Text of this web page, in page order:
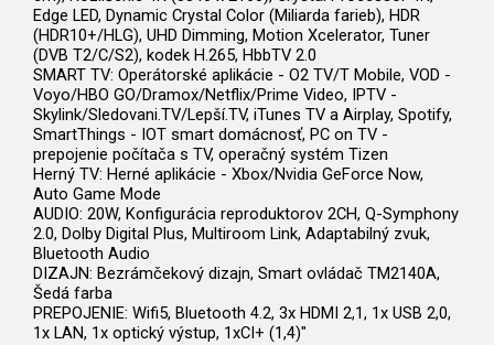
Edge LED, Dynamic Crystal Color (Miliarda farieb), HDR
(HDR10+/HLG), UHD Dimming, Motion Xcelerator, Tuner
(DVB T2/C/S2), kodek H.265, HbbTV 2.0
SMART TV: Operátorské aplikácie - O2 TV/T Mobile, VOD -
Voyo/HBO GO/Dramox/Netflix/Prime Video, IPTV -
Skylink/Sledovani.TV/Lepší.TV, iTunes TV a Airplay, Spotify,
SmartThings - IOT smart domácnosť, PC on TV -
prepojenie počítača s TV, operačný systém Tizen
Herný TV: Herné aplikácie - Xbox/Nvidia GeForce Now,
Auto Game Mode
AUDIO: 20W, Konfigurácia reproduktorov 2CH, Q-Symphony
2.0, Dolby Digital Plus, Multiroom Link, Adaptabilný zvuk,
Bluetooth Audio
DIZAJN: Bezrámčekový dizajn, Smart ovládač TM2140A,
Šedá farba
PREPOJENIE: Wifi5, Bluetooth 4.2, 3x HDMI 2,1, 1x USB 2,0,
1x LAN, 1x optický výstup, 1xCI+ (1,4)"